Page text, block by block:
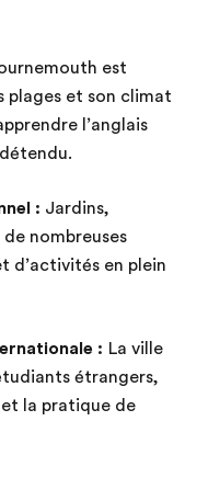
est
plages et son climat
l’anglais
: Jardins,
nombreuses
d’activités en plein
: La ville
étrangers,
la pratique de